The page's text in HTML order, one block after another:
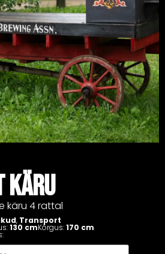
KÄRU
käru 4 rattal
, Transport
130 cmKõrgus:170 cm